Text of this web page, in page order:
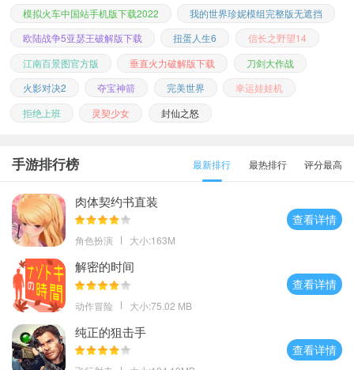
模拟火车中国站手机版下载2022
我的世界珍妮模组完整版无遮挡
欧陆战争5亚瑟王破解版下载
扭蛋人生6
信长之野望14
江南百景图官方版
垂直火力破解版下载
刀剑大作战
火影对决2
夺宝神箭 完美世界
幸运娃娃机
拒绝上班
灵契少女 封仙之怒
手游排行榜 最新排行 最热排行 评分最高
肉体契约书直装
角色扮演 大小:163M
查看详情
解密的时间
动作冒险 大小:75.02 MB
查看详情
纯正的狙击手
查看详情